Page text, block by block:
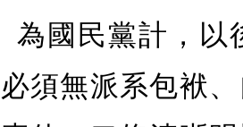
為國民黨計，以
必須無派系包袱